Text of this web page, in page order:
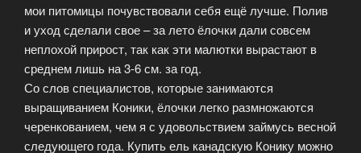
мои питомицы почувствовали себя ещё лучше. Полив
и уход сделали свое – за лето ёлочки дали совсем
неплохой прирост, так как эти малютки вырастают в
среднем лишь на 3-6 см. за год.
Со слов специалистов, которые занимаются
выращиванием Коники, ёлочки легко размножаются
черенкованием, чем я с удовольствием займусь весной
следующего года. Купить ель канадскую Конику можно